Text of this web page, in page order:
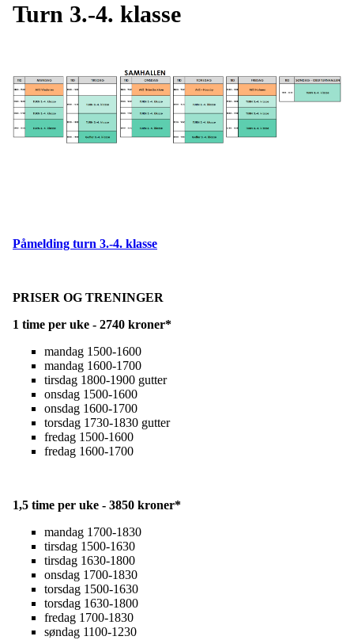
Turn 3.-4. klasse
Påmelding turn 3.-4. klasse
PRISER OG TRENINGER
1 time per uke - 2740 kroner*
mandag 1500-1600
mandag 1600-1700
tirsdag 1800-1900 gutter
onsdag 1500-1600
onsdag 1600-1700
torsdag 1730-1830 gutter
fredag 1500-1600
fredag 1600-1700
1,5 time per uke - 3850 kroner*
mandag 1700-1830
tirsdag 1500-1630
tirsdag 1630-1800
onsdag 1700-1830
torsdag 1500-1630
torsdag 1630-1800
fredag 1700-1830
søndag 1100-1230